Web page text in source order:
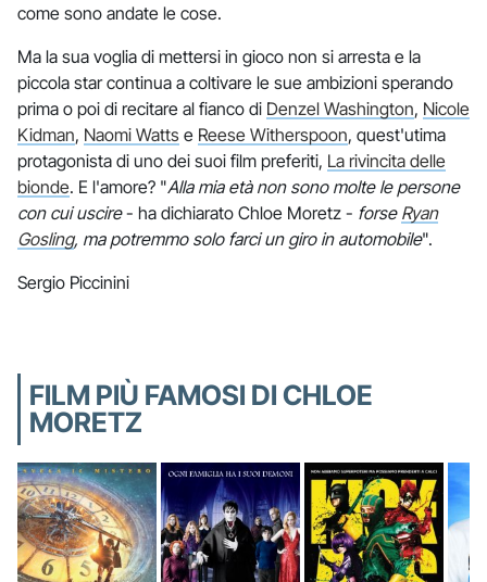
come sono andate le cose.
Ma la sua voglia di mettersi in gioco non si arresta e la
piccola star continua a coltivare le sue ambizioni sperando
prima o poi di recitare al fianco di Denzel Washington, Nicole
Kidman, Naomi Watts e Reese Witherspoon, quest'utima
protagonista di uno dei suoi film preferiti, La rivincita delle
bionde. E l'amore? "Alla mia età non sono molte le persone
con cui uscire- ha dichiarato Chloe Moretz - forse Ryan
Gosling, ma potremmo solo farci un giro in automobile".
Sergio Piccinini
FILM PIÙ FAMOSI DI CHLOE
MORETZ